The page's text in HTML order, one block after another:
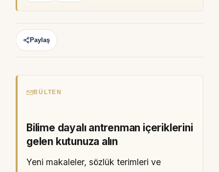
Paylaş
BÜLTEN
Bilime dayalı antrenman içeriklerini
gelen kutunuza alın
Yeni makaleler, sözlük terimleri ve